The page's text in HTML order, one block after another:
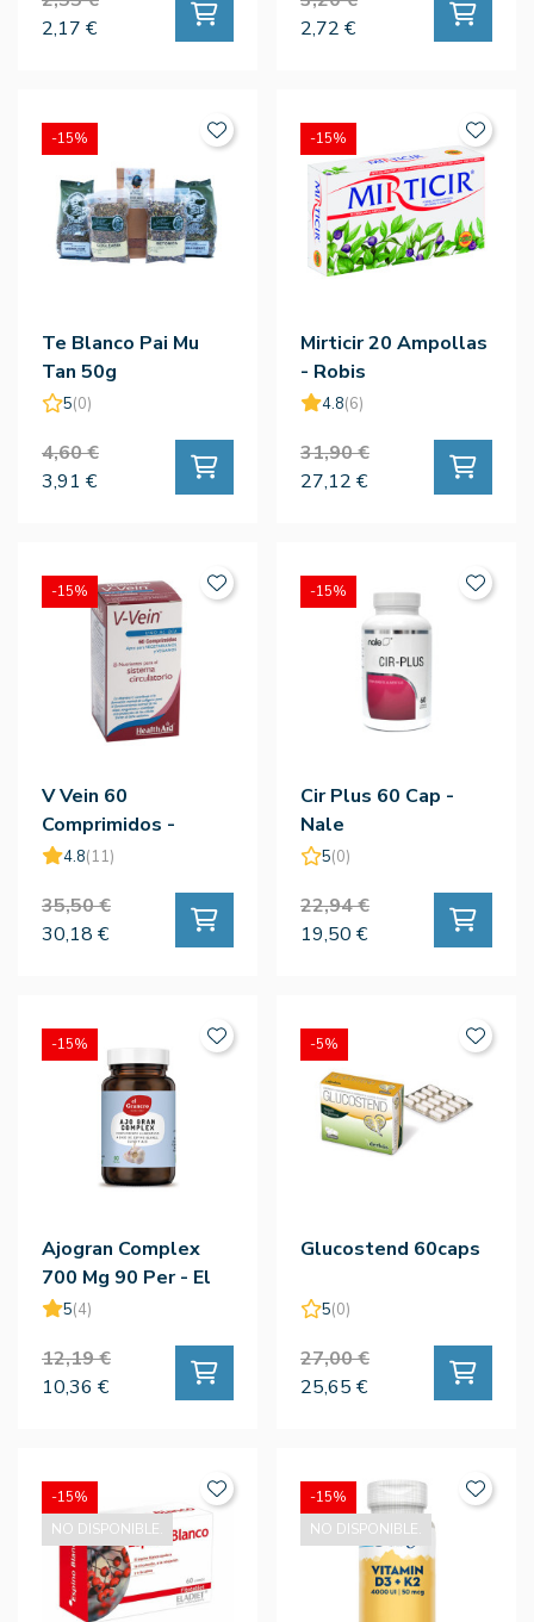
2,17 €
2,72 €
Te Blanco Pai Mu
Tan 50g
5(0)
4,60 €
3,91 €
-15%
Mirticir 20 Ampollas
- Robis
4.8(6)
31,90 €
27,12 €
-15%
V Vein 60
Comprimidos -
HealthAid
4.8(11)
35,50 €
30,18 €
-15%
Cir Plus 60 Cap -
Nale
5(0)
22,94 €
19,50 €
-15%
Ajogran Complex
700 Mg 90 Per - El
Granero
5(4)
12,19 €
10,36 €
-15%
Glucostend 60caps
5(0)
27,00 €
25,65 €
-5%
-15%
NO DISPONIBLE.
-15%
NO DISPONIBLE.